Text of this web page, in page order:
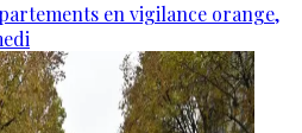
en vigilance orange,